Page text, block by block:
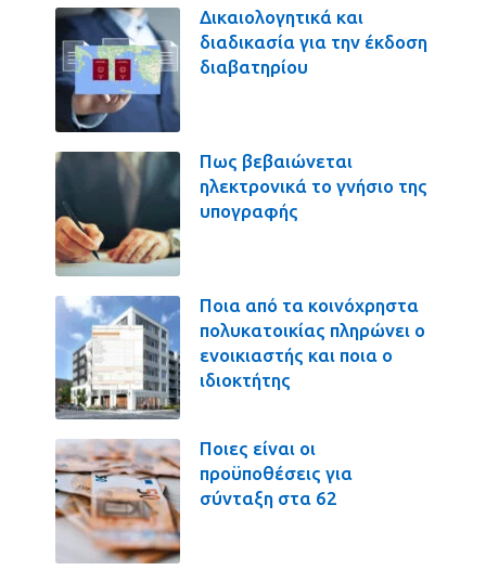
Δικαιολογητικά και
διαδικασία για την έκδοση
διαβατηρίου
Πως βεβαιώνεται
ηλεκτρονικά το γνήσιο της
υπογραφής
Ποια από τα κοινόχρηστα
πολυκατοικίας πληρώνει ο
ενοικιαστής και ποια ο
ιδιοκτήτης
Ποιες είναι οι
προϋποθέσεις για
σύνταξη στα 62